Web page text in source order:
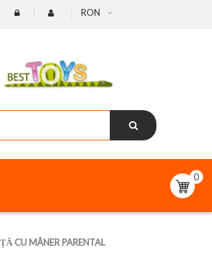
RON
0
CU MÂNER PARENTAL